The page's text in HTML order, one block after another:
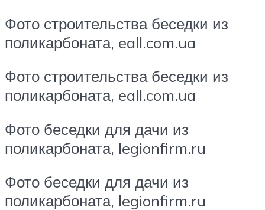
Фото строительства беседки из
поликарбоната, eall.com.ua
Фото строительства беседки из
поликарбоната, eall.com.ua
Фото беседки для дачи из
поликарбоната, legionfirm.ru
Фото беседки для дачи из
поликарбоната, legionfirm.ru